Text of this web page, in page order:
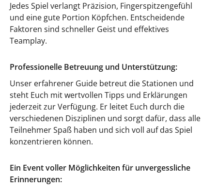
Jedes Spiel verlangt Präzision, Fingerspitzengefühl
und eine gute Portion Köpfchen. Entscheidende
Faktoren sind schneller Geist und effektives
Teamplay.
Professionelle Betreuung und Unterstützung:
Unser erfahrener Guide betreut die Stationen und
steht Euch mit wertvollen Tipps und Erklärungen
jederzeit zur Verfügung. Er leitet Euch durch die
verschiedenen Disziplinen und sorgt dafür, dass alle
Teilnehmer Spaß haben und sich voll auf das Spiel
konzentrieren können.
Ein Event voller Möglichkeiten für unvergessliche
Erinnerungen: